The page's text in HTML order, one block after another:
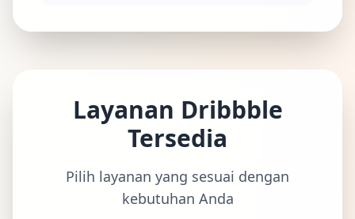
Layanan Dribbble
Tersedia
Pilih layanan yang sesuai dengan
kebutuhan Anda